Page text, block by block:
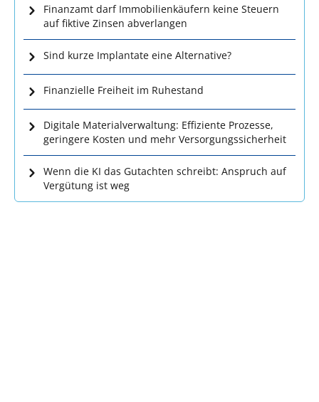
Finanzamt darf Immobilienkäufern keine Steuern
auf fiktive Zinsen abverlangen
Sind kurze Implantate eine Alternative?
Finanzielle Freiheit im Ruhestand
Digitale Materialverwaltung: Effiziente Prozesse,
geringere Kosten und mehr Versorgungssicherheit
Wenn die KI das Gutachten schreibt: Anspruch auf
Vergütung ist weg